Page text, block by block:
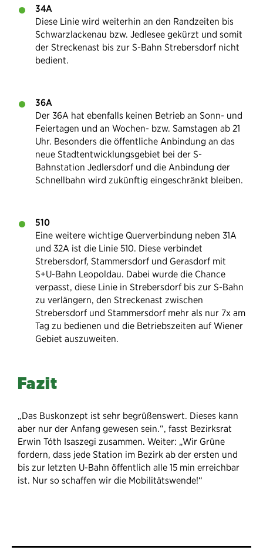
34A
Diese Linie wird weiterhin an den Randzeiten bis
Schwarzlackenau bzw. Jedlesee gekürzt und somit
der Streckenast bis zur S-Bahn Strebersdorf nicht
bedient.
36A
Der 36A hat ebenfalls keinen Betrieb an Sonn- und
Feiertagen und an Wochen- bzw. Samstagen ab 21
Uhr. Besonders die öffentliche Anbindung an das
neue Stadtentwicklungsgebiet bei der S-
Bahnstation Jedlersdorf und die Anbindung der
Schnellbahn wird zukünftig eingeschränkt bleiben.
510
Eine weitere wichtige Querverbindung neben 31A
und 32A ist die Linie 510. Diese verbindet
Strebersdorf, Stammersdorf und Gerasdorf mit
S+U-Bahn Leopoldau. Dabei wurde die Chance
verpasst, diese Linie in Strebersdorf bis zur S-Bahn
zu verlängern, den Streckenast zwischen
Strebersdorf und Stammersdorf mehr als nur 7x am
Tag zu bedienen und die Betriebszeiten auf Wiener
Gebiet auszuweiten.
Fazit
„Das Buskonzept ist sehr begrüßenswert. Dieses kann
aber nur der Anfang gewesen sein.“, fasst Bezirksrat
Erwin Tóth Isaszegi zusammen. Weiter: „Wir Grüne
fordern, dass jede Station im Bezirk ab der ersten und
bis zur letzten U-Bahn öffentlich alle 15 min erreichbar
ist. Nur so schaffen wir die Mobilitätswende!“